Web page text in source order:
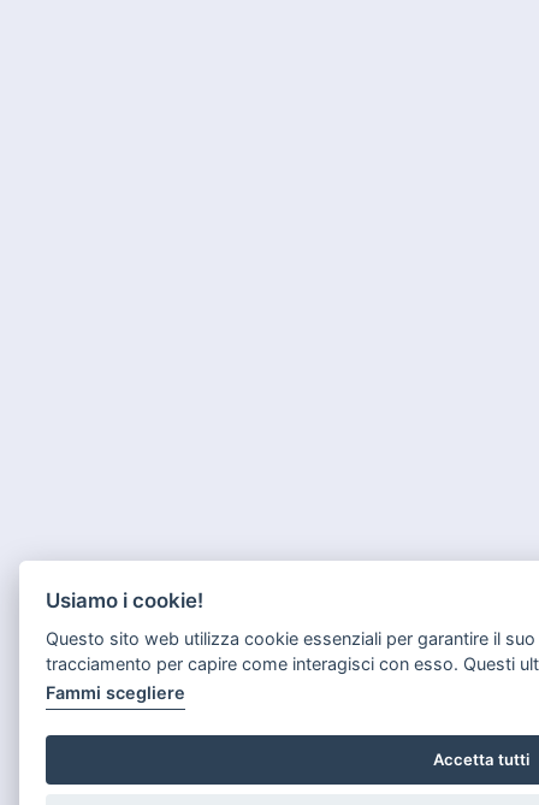
Usiamo i cookie!
Questo sito web utilizza cookie essenziali per garantire il
tracciamento per capire come interagisci con esso. Questi
Fammi scegliere
Accetta tutti